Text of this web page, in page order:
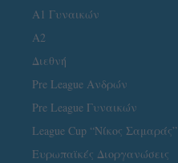
Α1 Γυναικών
A2
Διεθνή
Pre League Ανδρών
Pre League Γυναικών
League Cup “Νίκος Σαμαράς”
Ευρωπαϊκές Διοργανώσεις